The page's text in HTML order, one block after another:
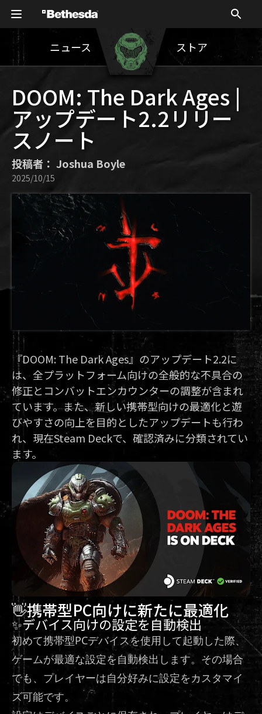
ニュース ストア
DOOM: The Dark Ages |
アップデート2.2リリー
スノート
投稿者： Joshua Boyle
2025/10/15
『DOOM: The Dark Ages』のアップデート2.2に
は、全プラットフォーム向けの全般的な不具合の
修正とコンバットエンカウンターの調整が含まれ
ています。また、新しい携帯型向けの最適化と遊
びやすさの向上を目的としたアップデートも行わ
れ、現在Steam Deckで、確認済みに分類されてい
ます。
👋携帯型PC向けに新たに最適化
✨デバイス向けの設定を自動検出
初めて携帯型PCデバイスを使用して起動した際、
ゲームが最適な設定を自動検出します。その場合
でも、プレイヤーは自分好みに設定をカスタマイ
ズ可能です。